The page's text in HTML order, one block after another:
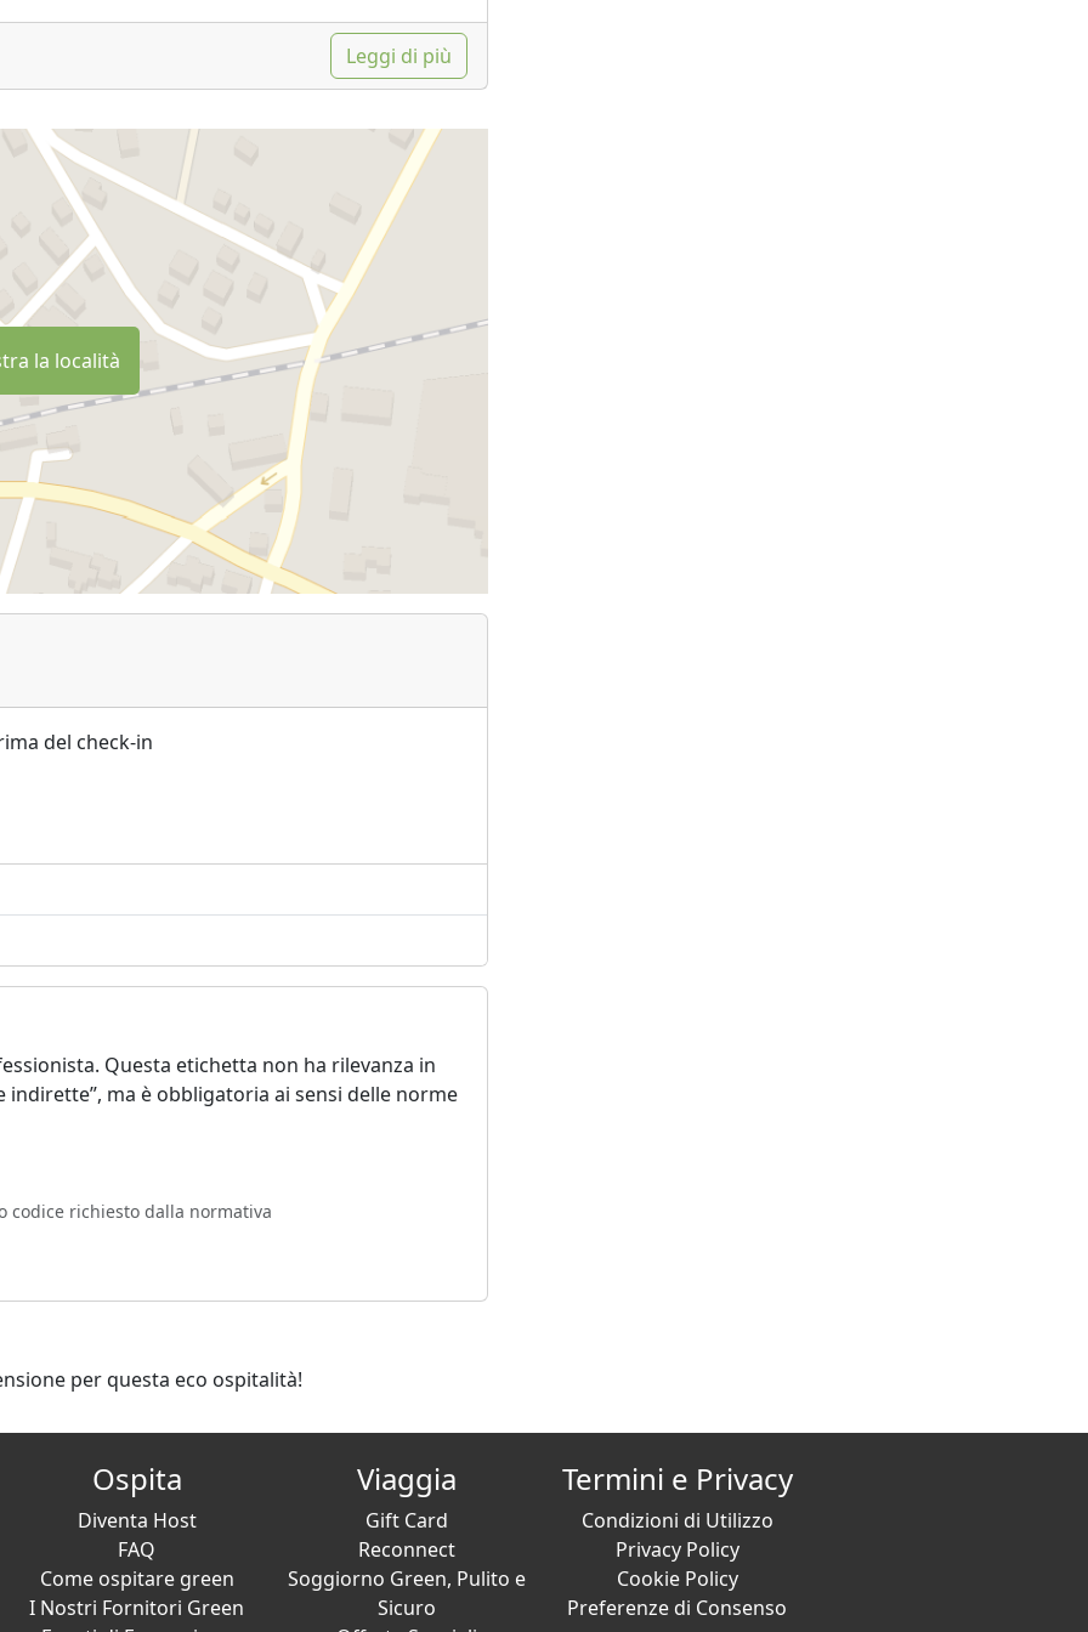
Leggi di più
la località
del check-in
Questa etichetta non ha rilevanza in
indirette”, ma è obbligatoria ai sensi delle norme
codice richiesto dalla normativa
per questa eco ospitalità!
Ospita
Diventa Host
FAQ
Come ospitare green
I Nostri Fornitori Green
Viaggia
Gift Card
Reconnect
Soggiorno Green, Pulito e
Sicuro
Termini e Privacy
Condizioni di Utilizzo
Privacy Policy
Cookie Policy
Preferenze di Consenso